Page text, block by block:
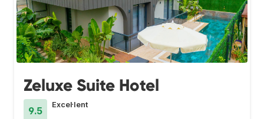
Zeluxe Suite Hotel
9.5
Excel·lent